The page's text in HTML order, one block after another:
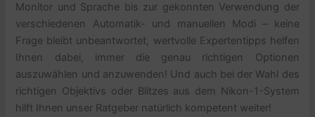
Monitor und Sprache bis zur gekonnten Verwendung der
verschiedenen Automatik- und manuellen Modi – keine
Frage bleibt unbeantwortet, wertvolle Expertentipps helfen
Ihnen dabei, immer die genau richtigen Optionen
auszuwählen und anzuwenden! Und auch bei der Wahl des
richtigen Objektivs oder Blitzes aus dem Nikon-1-System
hilft Ihnen unser Ratgeber natürlich kompetent weiter!